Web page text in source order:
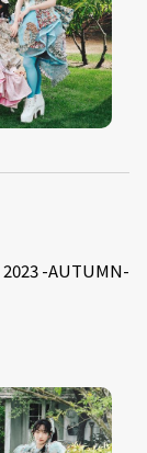
2023 -AUTUMN-